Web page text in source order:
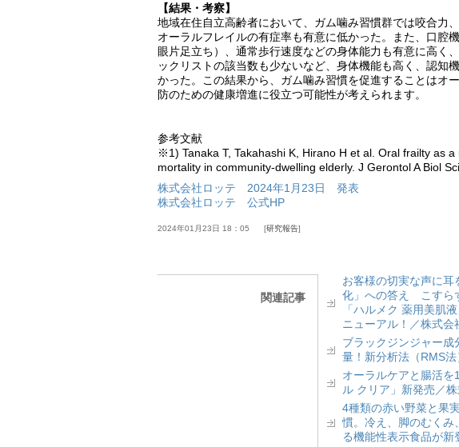
【結果・考察】
地域在住自立高齢者において、ガム噛み習慣群では咬合力
オーラルフレイルの有症率も有意に低かった。また、口腔
眼片足立ち）、通常歩行速度などの身体能力も有意に高く
ックリストの該当数も少ないなど、身体機能も高く、認知
かった。この結果から、ガム噛み習慣を促進することはオ
防のための健康増進に役立つ可能性が考えられます。
参考文献
※1) Tanaka T, Takahashi K, Hirano H et al. Oral frailty as
mortality in community-dwelling elderly. J Gerontol A Biol
株式会社ロッテ 2024年1月23日 発表
株式会社ロッテ 公式HP
2024年01月23日 18：05 研究報告
関連記事
お客様の切実な声に耳
化」への答え こすら
「ハルメク 薬用美肌
ニューアル！／株式会
ブラックジンジャー
量！新分析法（RMS
オーラルケアと腸活を
ル クリア」新発売／
4種類の赤い野菜と果
慣。冷え、脚のむくみ
る機能性表示食品が